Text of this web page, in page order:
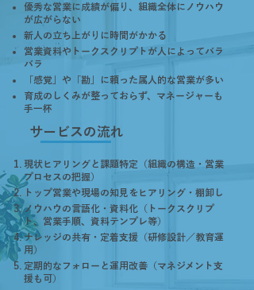
優秀な営業に成績が偏り、組織全体にノウハウ
が広がらない
新人の立ち上がりに時間がかかる
営業資料やトークスクリプトが人によってバラ
バラ
「感覚」や「勘」に頼った属人的な営業が多い
育成のしくみが整っておらず、マネージャーも
手一杯
サービスの流れ
現状ヒアリングと課題特定（組織の構造・営業
プロセスの把握）
トップ営業や現場の知見をヒアリング・棚卸し
ノウハウの言語化・資料化（トークスクリプ
ト、営業手順、資料テンプレ等）
ナレッジの共有・定着支援（研修設計／教育運
用）
定期的なフォローと運用改善（マネジメント支
援も可）